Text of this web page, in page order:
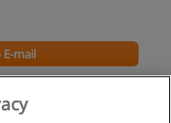
mail
отчетность